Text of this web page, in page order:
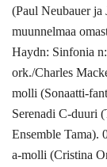
(Paul Neubauer
muunnelmaa
Haydn: Sinfonia
ork./Charles
molli (Sonaatti-
Serenadi C-duuri
Ensemble Tama).
a-molli (Cristina